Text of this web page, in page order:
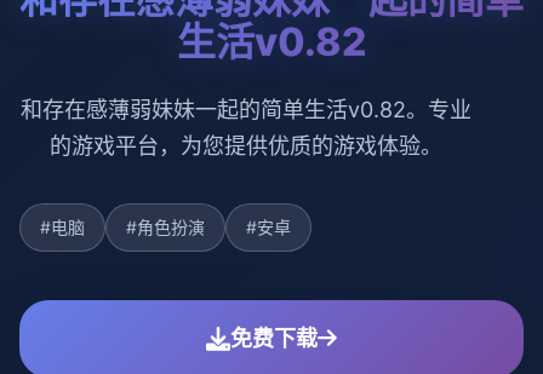
生活v0.82
和存在感薄弱妹妹一起的简单生活v0.82。专业
的游戏平台，为您提供优质的游戏体验。
#电脑 #角色扮演 #安卓
免费下载